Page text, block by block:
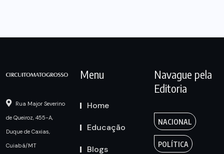
Rua Major Severino
de Queiroz, 455-A,
Duque de Caxias,
Cuiabá/MT
Menu
Home
Educação
Blogs
Navague pela
Editoria
NACIONAL
POLÍTICA